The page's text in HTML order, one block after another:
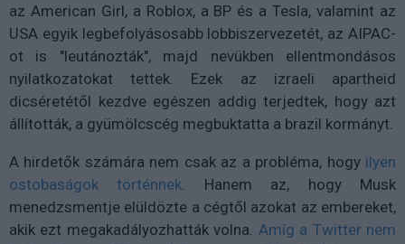
az American Girl, a Roblox, a BP és a Tesla, valamint az
USA egyik legbefolyásosabb lobbiszervezetét, az AIPAC-
ot is "leutánozták", majd nevükben ellentmondásos
nyilatkozatokat tettek. Ezek az izraeli apartheid
dicséretétől kezdve egészen addig terjedtek, hogy azt
állították, a gyümölcscég megbuktatta a brazil kormányt.
A hirdetők számára nem csak az a probléma, hogy ilyen
ostobaságok történnek . Hanem az, hogy Musk
menedzsmentje elüldözte a cégtől azokat az embereket,
akik ezt megakadályozhatták volna. Amíg a Twitter nem